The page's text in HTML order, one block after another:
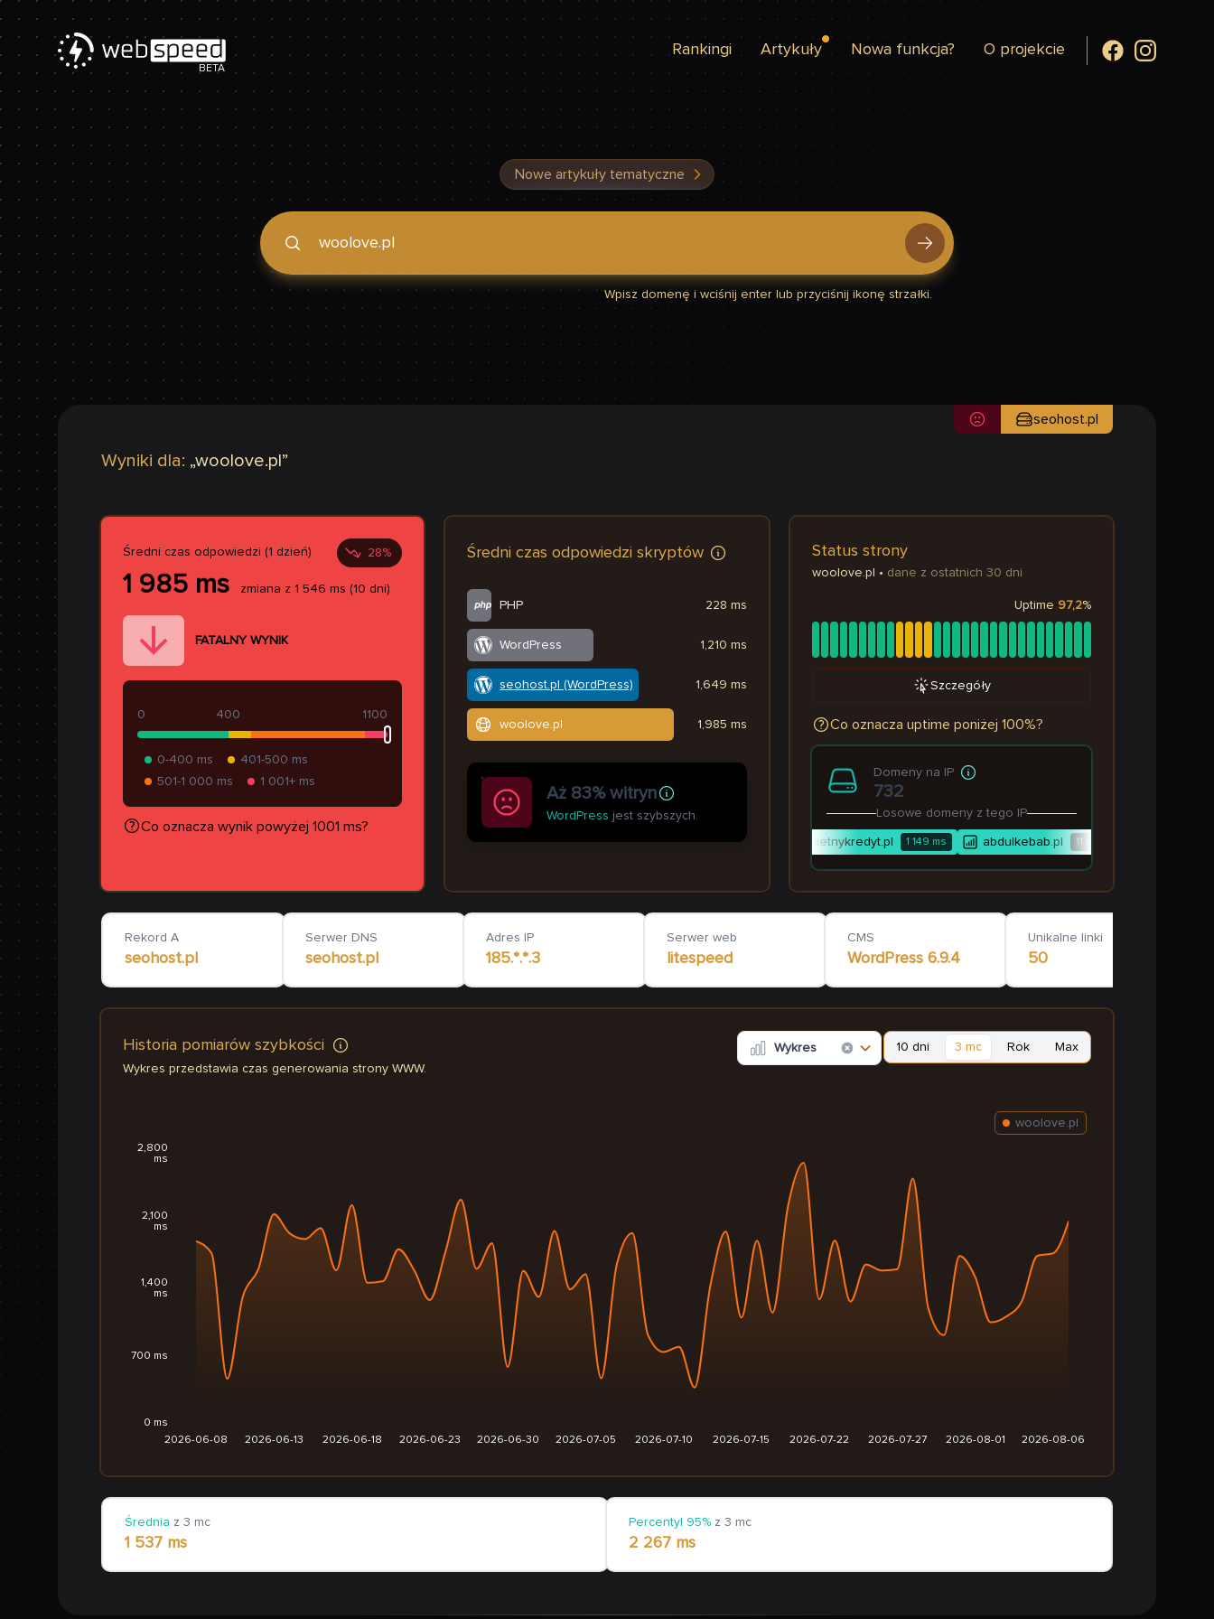
BETA
Rankingi Artykuły Nowa funkcja? O projekcie
Nowe artykuły tematyczne
Podaj domenę, by sprawdzić, czy Twoja strona jest szybka
Wpisz domenę i wciśnij enter lub przyciśnij ikonę strzałki.
Wyniki dla: „woolove.pl ”
seohost.pl
Średni czas odpowiedzi (1 dzień) 28%
1 985 ms zmiana z 1 546 ms (10 dni)
FATALNY WYNIK
400
0 1100
0-400 ms
401-500 ms
501-1 000 ms
1 001+ ms
Co oznacza wynik powyżej 1001 ms?
Średni czas odpowiedzi skryptów
PHP
WordPress
seohost.pl (WordPress)
woolove.pl
228 ms
1,210 ms
1,649 ms
1,985 ms
Aż 83% witryn
WordPress jest szybszych.
Status strony
woolove.pl • dane z ostatnich 30 dni
Uptime 97,2%
Szczegóły
Co oznacza uptime poniżej 100%?
Domeny na IP
732
Losowe domeny z tego IP
ppv24.pl 30ms dnsg.pl 602ms swietnykredyt.pl 1 149ms abdulkebab.pl ms
Rekord A
seohost.pl
Serwer DNS
seohost.pl
Adres IP
185.*.*.3
Serwer web
litespeed
CMS
WordPress 6.9.4
Unikalne linki
50
Historia pomiarów szybkości
Wykres przedstawia czas generowania strony WWW.
Wykres 10 dni 3 mc Rok Max
2026-06-08 2026-06-13 2026-06-18 2026-06-23 2026-06-30 2026-07-05 2026-07-10 2026-07-15 2026-07-22 2026-07-27 2026-08-01 2026-08-06
0 ms
700 ms
1,400
ms
2,100
ms
2,800
ms
woolove.pl
Średnia z 3 mc
1 537 ms
Percentyl 95% z 3 mc
2 267 ms